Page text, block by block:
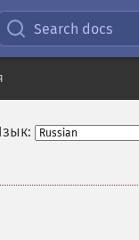
Search docs